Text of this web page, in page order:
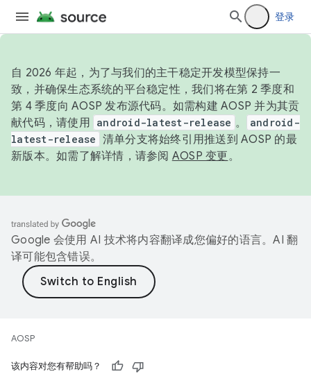
登录
自 2026 年起，为了与我们的主干稳定开发模型保持一
致，并确保生态系统的平台稳定性，我们将在第 2 季度和
第 4 季度向 AOSP 发布源代码。如需构建 AOSP 并为其贡
献代码，请使用 android-latest-release 。
android-
latest-release 清单分支将始终引用推送到 AOSP 的最
新版本。如需了解详情，请参阅 AOSP 变更。
Google 会使用 AI 技术将内容翻译成您偏好的语言。AI 翻
译可能包含错误。
AOSP
该内容对您有帮助吗？